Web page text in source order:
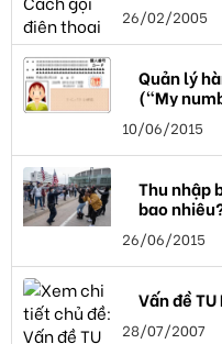
26/02/2005
Quản lý
("My
10/06/2015
Thu nhập
bao
26/06/2015
Vấn đề TU
28/07/2007